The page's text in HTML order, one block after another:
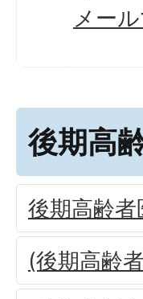
メー
後期高
後期高齢者
(後期高齢